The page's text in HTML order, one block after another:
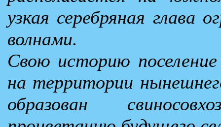
узкая серебряная глава
волнами.
Свою историю
на территории
образован